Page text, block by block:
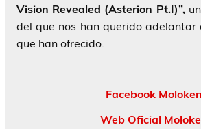
Vision Revealed (Asterion Pt.I)”,un
del que nos han querido adelantar
que han ofrecido.
Facebook Moloken
Web Oficial